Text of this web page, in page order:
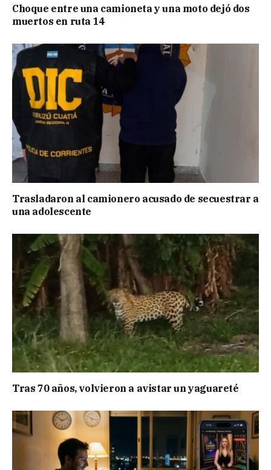
Choque entre una camioneta y una moto dejó dos
muertos en ruta 14
Trasladaron al camionero acusado de secuestrar a
una adolescente
Tras 70 años, volvieron a avistar un yaguareté